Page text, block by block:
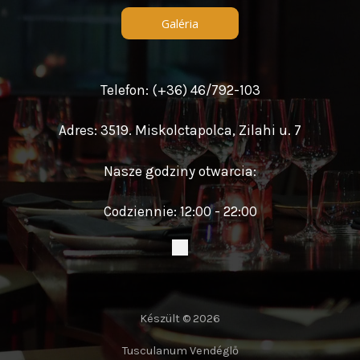
Galéria
Telefon: (+36) 46/792-103
Adres: 3519. Miskolctapolca, Zilahi u. 7
Nasze godziny otwarcia:
Codziennie: 12:00 - 22:00
Készült © 2026
Tusculanum Vendéglő